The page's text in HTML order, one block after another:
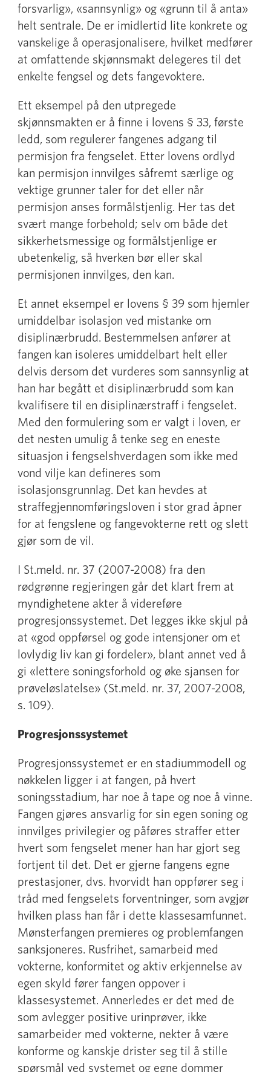
forsvarlig», «sannsynlig» og «grunn til å anta»
helt sentrale. De er imidlertid lite konkrete og
vanskelige å operasjonalisere, hvilket medfører
at omfattende skjønnsmakt delegeres til det
enkelte fengsel og dets fangevoktere.
Ett eksempel på den utpregede
skjønnsmakten er å finne i lovens § 33, første
ledd, som regulerer fangenes adgang til
permisjon fra fengselet. Etter lovens ordlyd
kan permisjon innvilges såfremt særlige og
vektige grunner taler for det eller når
permisjon anses formålstjenlig. Her tas det
svært mange forbehold; selv om både det
sikkerhetsmessige og formålstjenlige er
ubetenkelig, så hverken bør eller skal
permisjonen innvilges, den kan.
Et annet eksempel er lovens § 39 som hjemler
umiddelbar isolasjon ved mistanke om
disiplinærbrudd. Bestemmelsen anfører at
fangen kan isoleres umiddelbart helt eller
delvis dersom det vurderes som sannsynlig at
han har begått et disiplinærbrudd som kan
kvalifisere til en disiplinærstraff i fengselet.
Med den formulering som er valgt i loven, er
det nesten umulig å tenke seg en eneste
situasjon i fengselshverdagen som ikke med
vond vilje kan defineres som
isolasjonsgrunnlag. Det kan hevdes at
straffegjennomføringsloven i stor grad åpner
for at fengslene og fangevokterne rett og slett
gjør som de vil.
I St.meld. nr. 37 (2007-2008) fra den
rødgrønne regjeringen går det klart frem at
myndighetene akter å videreføre
progresjonssystemet. Det legges ikke skjul på
at «god oppførsel og gode intensjoner om et
lovlydig liv kan gi fordeler», blant annet ved å
gi «lettere soningsforhold og øke sjansen for
prøveløslatelse» (St.meld. nr. 37, 2007-2008,
s. 109).
Progresjonssystemet
Progresjonssystemet er en stadiummodell og
nøkkelen ligger i at fangen, på hvert
soningsstadium, har noe å tape og noe å vinne.
Fangen gjøres ansvarlig for sin egen soning og
innvilges privilegier og påføres straffer etter
hvert som fengselet mener han har gjort seg
fortjent til det. Det er gjerne fangens egne
prestasjoner, dvs. hvorvidt han oppfører seg i
tråd med fengselets forventninger, som avgjør
hvilken plass han får i dette klassesamfunnet.
Mønsterfangen premieres og problemfangen
sanksjoneres. Rusfrihet, samarbeid med
vokterne, konformitet og aktiv erkjennelse av
egen skyld fører fangen oppover i
klassesystemet. Annerledes er det med de
som avlegger positive urinprøver, ikke
samarbeider med vokterne, nekter å være
konforme og kanskje drister seg til å stille
spørsmål ved systemet og egne dommer